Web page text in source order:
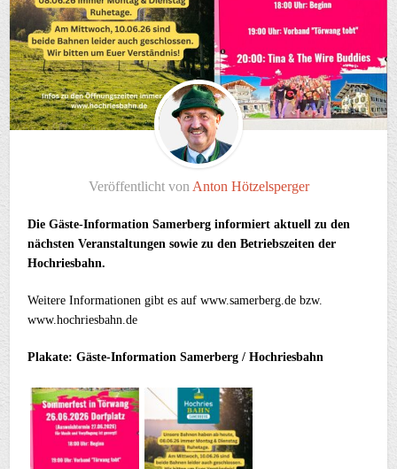
Veröffentlicht von Anton Hötzelsperger
Die Gäste-Information Samerberg informiert aktuell zu den
nächsten Veranstaltungen sowie zu den Betriebszeiten der
Hochriesbahn.
Weitere Informationen gibt es auf www.samerberg.de bzw.
www.hochriesbahn.de
Plakate: Gäste-Information Samerberg / Hochriesbahn